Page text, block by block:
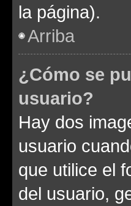
la página).
Arriba
¿Cómo se
usuario?
Hay dos
usuario
que utilice el
del usuario,